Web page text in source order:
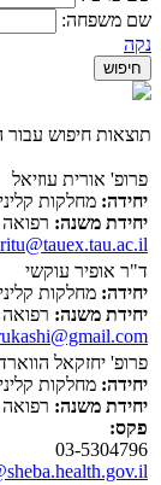
שם משפחה:
נקה
תוצאות חיפוש
פרופ' אורית עוזיאל
יחידה: מחלקות
יחידת משנה: רפואה
ד"ר אופיר עוקשי
יחידה: מחלקות
יחידת משנה: רפואה
פרופ' יחזקאל
יחידה: מחלקות
יחידת משנה: רפואה
פקס:
03-5304796